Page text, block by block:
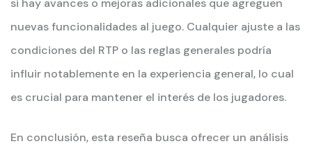
si hay avances o mejoras adicionales que agreguen
nuevas funcionalidades al juego. Cualquier ajuste a las
condiciones del RTP o las reglas generales podría
influir notablemente en la experiencia general, lo cual
es crucial para mantener el interés de los jugadores.
En conclusión, esta reseña busca ofrecer un análisis